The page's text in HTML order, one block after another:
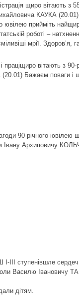
щиро вітають з
КАУКА (20.01)
ювілею прийміть
роботі –
мрії. Здоров’я,
праціщиро вітають з
Бажаєм поваги і
90-річного ювілею
Івану Архиповичу
ІІІ ступенівшле
Василю Івановичу
дітям.